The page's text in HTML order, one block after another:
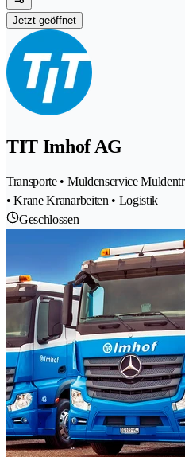
Jetzt geöffnet
TIT Imhof AG
Transporte • Muldenservice
• Krane Kranarbeiten • Logistik
Geschlossen